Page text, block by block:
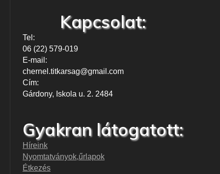
Kapcsolat:
Tel:
06 (22) 579-019
E-mail:
chernel.titkarsag@gmail.com
Cím:
Gárdony, Iskola u. 2. 2484
Gyakran látogatott:
Híreink
Nyomtatványok,űrlapok
Étkezés